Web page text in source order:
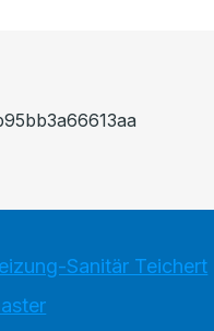
Sanitär Teichert